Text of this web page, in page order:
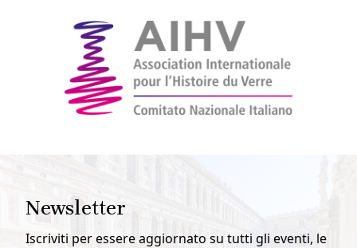
Newsletter
Iscriviti per essere aggiornato su tutti gli eventi, le